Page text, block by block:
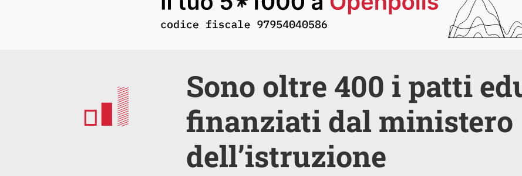
Sono oltre 400 i patti
finanziati dal ministero
dell’istruzione